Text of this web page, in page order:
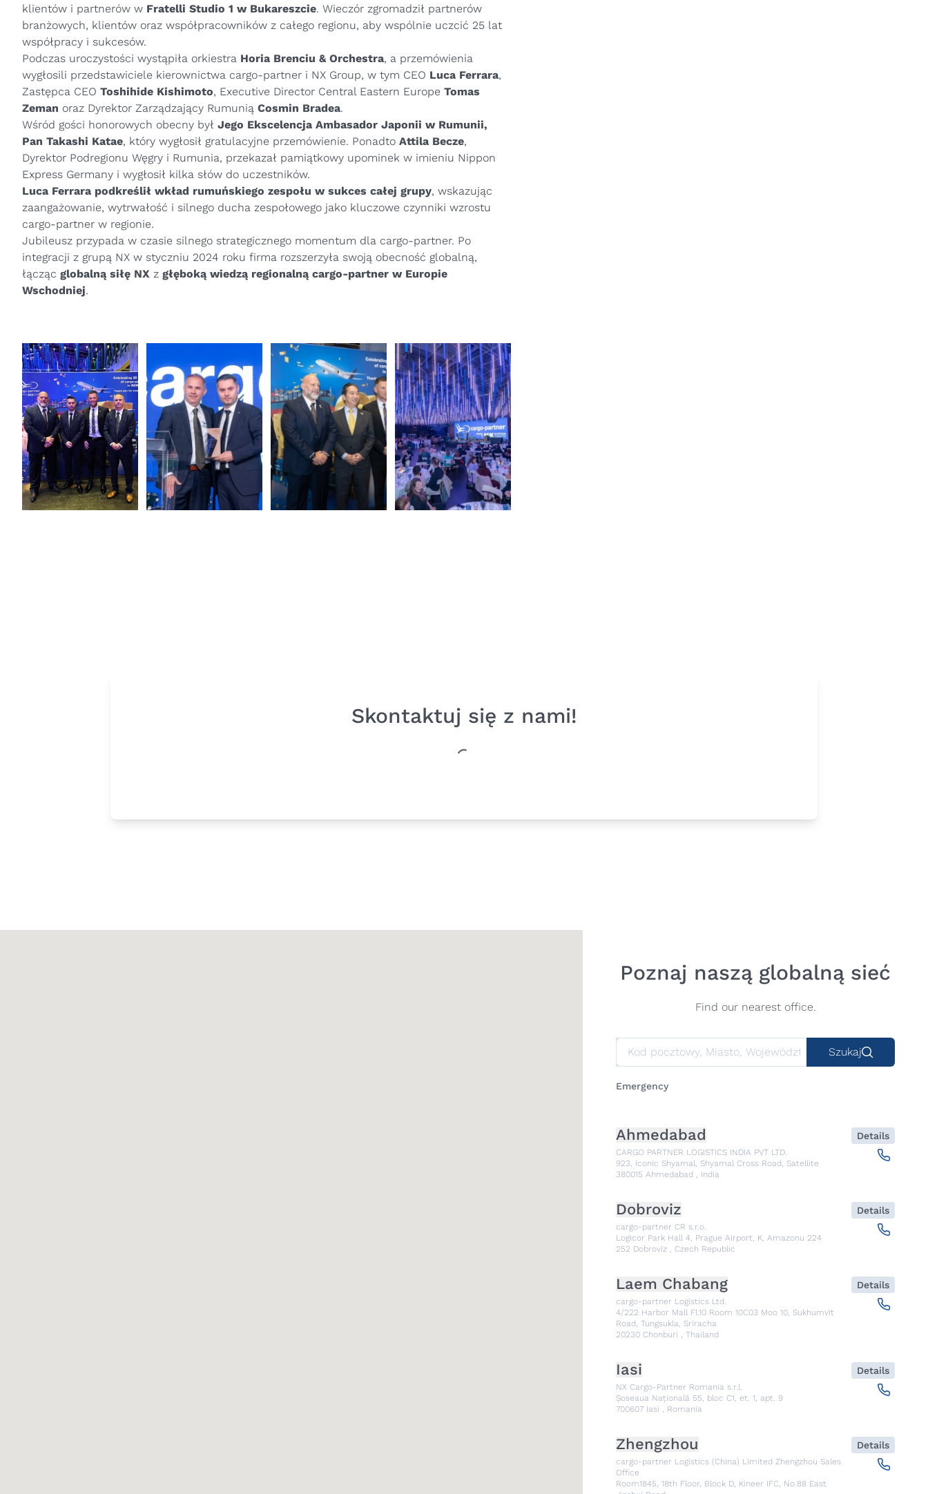
klientów i partnerów w Fratelli Studio 1 w Bukareszcie. Wieczór zgromadził partnerów
branżowych, klientów oraz współpracowników z całego regionu, aby wspólnie uczcić 25 lat
współpracy i sukcesów.
Podczas uroczystości wystąpiła orkiestra Horia Brenciu & Orchestra, a przemówienia
wygłosili przedstawiciele kierownictwa cargo-partner i NX Group, w tym CEO Luca Ferrara,
Zastępca CEO Toshihide Kishimoto, Executive Director Central Eastern Europe Tomas
Zeman oraz Dyrektor Zarządzający Rumunią Cosmin Bradea.
Wśród gości honorowych obecny był Jego Ekscelencja Ambasador Japonii w Rumunii,
Pan Takashi Katae, który wygłosił gratulacyjne przemówienie. Ponadto Attila Becze,
Dyrektor Podregionu Węgry i Rumunia, przekazał pamiątkowy upominek w imieniu Nippon
Express Germany i wygłosił kilka słów do uczestników.
Luca Ferrara podkreślił wkład rumuńskiego zespołu w sukces całej grupy, wskazując
zaangażowanie, wytrwałość i silnego ducha zespołowego jako kluczowe czynniki wzrostu
cargo-partner w regionie.
Jubileusz przypada w czasie silnego strategicznego momentum dla cargo-partner. Po
integracji z grupą NX w styczniu 2024 roku firma rozszerzyła swoją obecność globalną,
łącząc globalną siłę NX z głęboką wiedzą regionalną cargo-partner w Europie
Wschodniej.
Skontaktuj się z nami!
Poznaj naszą globalną sieć
Find our nearest office.
Szukaj
Emergency
Ahmedabad
CARGO PARTNER LOGISTICS INDIA PVT LTD.
923, Iconic Shyamal, Shyamal Cross Road, Satellite
380015 Ahmedabad , India
Details
Dobroviz
cargo-partner CR s.r.o.
Logicor Park Hall 4, Prague Airport, K, Amazonu 224
252 Dobroviz , Czech Republic
Details
Laem Chabang
cargo-partner Logistics Ltd.
4/222 Harbor Mall Fl.10 Room 10C03 Moo 10, Sukhumvit
Road, Tungsukla, Sriracha
20230 Chonburi , Thailand
Details
Iasi
NX Cargo-Partner Romania s.r.l.
Șoseaua Națională 55, bloc C1, et. 1, apt. 9
700607 Iasi , Romania
Details
Zhengzhou
cargo-partner Logistics (China) Limited Zhengzhou Sales
Office
Room1845, 18th Floor, Block D, Kineer IFC, No.88 East
Details